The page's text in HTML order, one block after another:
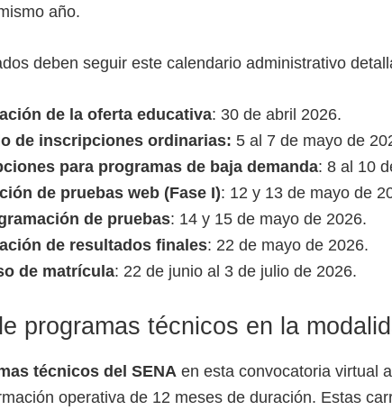
año.
deben seguir este calendario administrativo
de la oferta educativa: 30 de abril 2026.
de inscripciones ordinarias: 5 al 7 de mayo de
para programas de baja demanda: 8 al 10
de pruebas web (Fase I): 12 y 13 de mayo de
de pruebas: 14 y 15 de mayo de 2026.
de resultados finales: 22 de mayo de 2026.
de matrícula: 22 de junio al 3 de julio de 2026.
programas técnicos en la
técnicos del SENAen esta convocatoria virtual
operativa de 12 meses de duración. Estas